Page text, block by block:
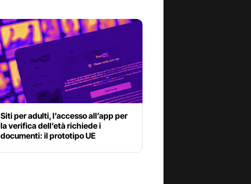
Siti per adulti, l’accesso all’app per
la verifica dell’età richiede i
documenti: il prototipo UE